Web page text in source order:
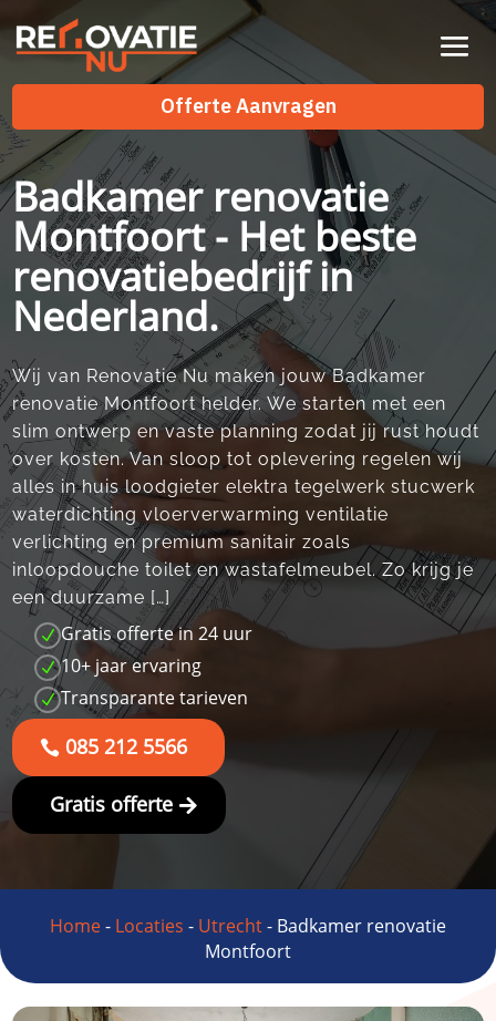
Offerte Aanvragen
Badkamer renovatie
Montfoort - Het beste
renovatiebedrijf in
Nederland.
Wij van Renovatie Nu maken jouw Badkamer
renovatie Montfoort helder.​ We starten met een
slim ontwerp en vaste planning zodat jij rust houdt
over kosten.​ Van sloop tot oplevering regelen wij
alles in huis loodgieter elektra tegelwerk stucwerk
waterdichting vloerverwarming ventilatie
verlichting en premium sanitair zoals
inloopdouche toilet en wastafelmeubel.​ Zo krijg je
een duurzame […]
N Gratis offerte in 24 uur
N 10+ jaar ervaring
N Transparante tarieven
085 212 5566
Gratis offerte
Home- Locaties - Utrecht- Badkamer renovatie
Montfoort